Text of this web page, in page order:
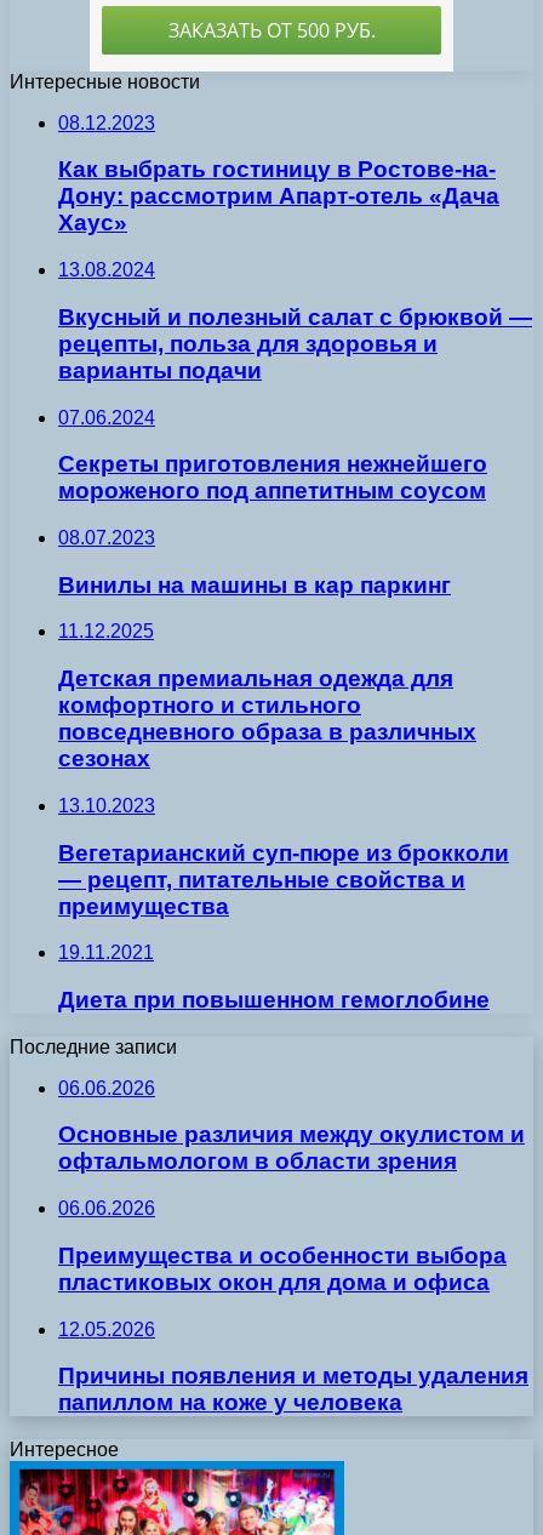
Интересные новости
08.12.2023
Как выбрать гостиницу в Ростове-на-
Дону: рассмотрим Апарт-отель «Дача
Хаус»
13.08.2024
Вкусный и полезный салат с брюквой —
рецепты, польза для здоровья и
варианты подачи
07.06.2024
Секреты приготовления нежнейшего
мороженого под аппетитным соусом
08.07.2023
Винилы на машины в кар паркинг
11.12.2025
Детская премиальная одежда для
комфортного и стильного
повседневного образа в различных
сезонах
13.10.2023
Вегетарианский суп-пюре из брокколи
— рецепт, питательные свойства и
преимущества
19.11.2021
Диета при повышенном гемоглобине
Последние записи
06.06.2026
Основные различия между окулистом и
офтальмологом в области зрения
06.06.2026
Преимущества и особенности выбора
пластиковых окон для дома и офиса
12.05.2026
Причины появления и методы удаления
папиллом на коже у человека
Интересное